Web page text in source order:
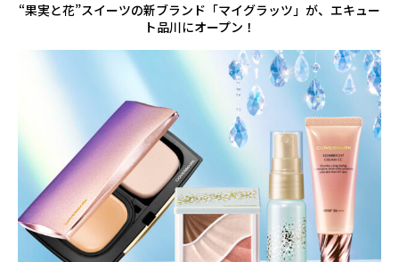
“果実と花”スイーツの新ブランド「マイグラッツ」が、エキュー
ト品川にオープン！